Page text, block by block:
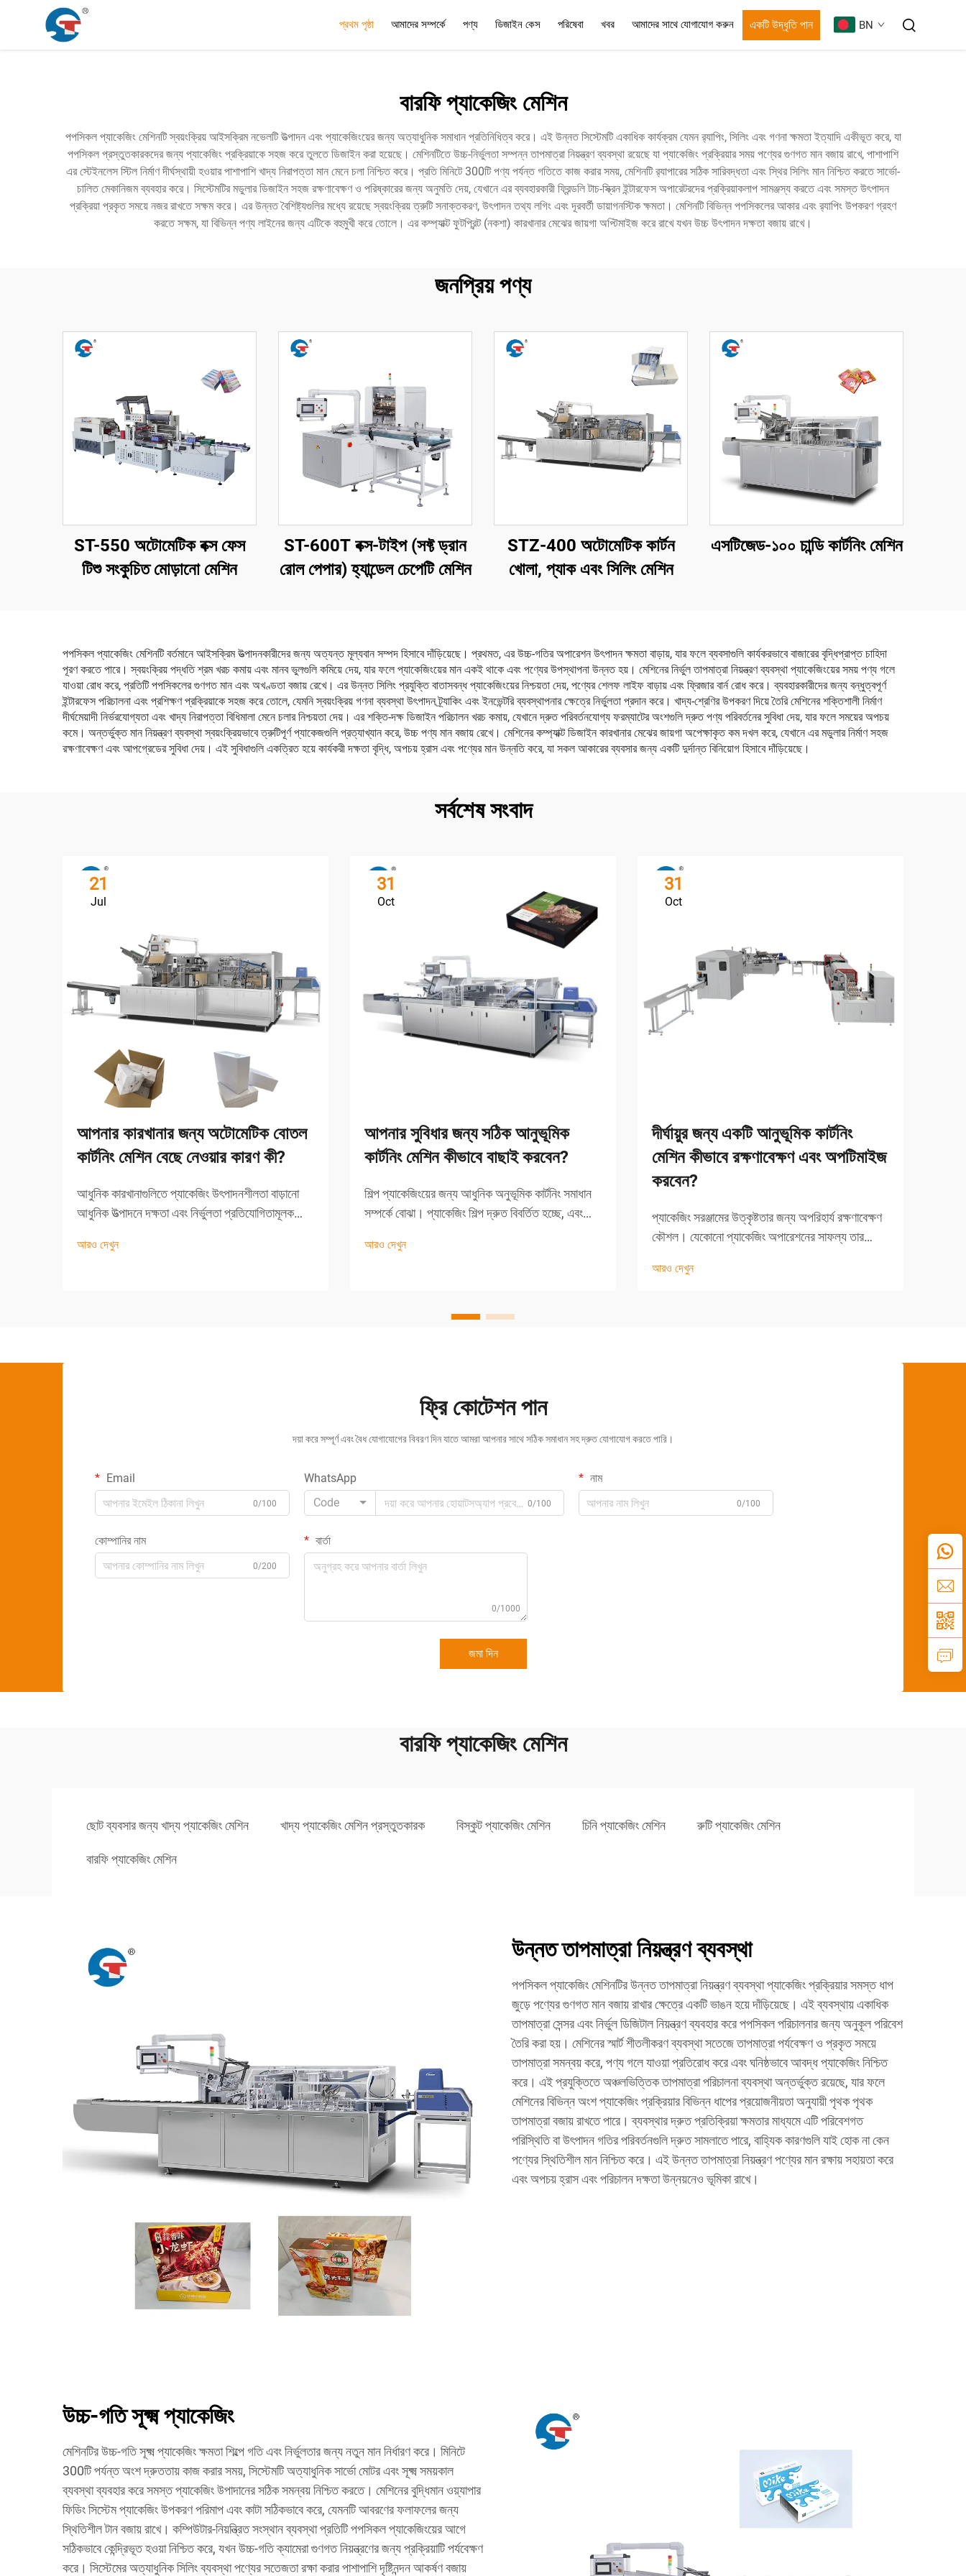
প্রথম পৃষ্ঠা আমাদের সম্পর্কে পণ্য ডিজাইন কেস পরিষেবা খবর আমাদের সাথে যোগাযোগ করুন একটি উদ্ধৃতি পান BN
বারফি প্যাকেজিং মেশিন
পপসিকল প্যাকেজিং মেশিনটি স্বয়ংক্রিয় আইসক্রিম নভেলটি উত্পাদন এবং প্যাকেজিংয়ের জন্য অত্যাধুনিক সমাধান প্রতিনিধিত্ব করে। এই উন্নত সিস্টেমটি একাধিক কার্যক্রম যেমন র‍্যাপিং, সিলিং এবং গণনা ক্ষমতা ইত্যাদি একীভূত করে, যা
পপসিকল প্রস্তুতকারকদের জন্য প্যাকেজিং প্রক্রিয়াকে সহজ করে তুলতে ডিজাইন করা হয়েছে। মেশিনটিতে উচ্চ-নির্ভুলতা সম্পন্ন তাপমাত্রা নিয়ন্ত্রণ ব্যবস্থা রয়েছে যা প্যাকেজিং প্রক্রিয়ার সময় পণ্যের গুণগত মান বজায় রাখে, পাশাপাশি
এর স্টেইনলেস স্টিল নির্মাণ দীর্ঘস্থায়ী হওয়ার পাশাপাশি খাদ্য নিরাপত্তা মান মেনে চলা নিশ্চিত করে। প্রতি মিনিটে 300টি পণ্য পর্যন্ত গতিতে কাজ করার সময়, মেশিনটি র‍্যাপারের সঠিক সারিবদ্ধতা এবং স্থির সিলিং মান নিশ্চিত করতে সার্ভো-
চালিত মেকানিজম ব্যবহার করে। সিস্টেমটির মডুলার ডিজাইন সহজ রক্ষণাবেক্ষণ ও পরিষ্কারের জন্য অনুমতি দেয়, যেখানে এর ব্যবহারকারী ফ্রিন্ডলি টাচ-স্ক্রিন ইন্টারফেস অপারেটরদের প্রক্রিয়াকলাপ সামঞ্জস্য করতে এবং সমস্ত উৎপাদন
প্রক্রিয়া প্রকৃত সময়ে নজর রাখতে সক্ষম করে। এর উন্নত বৈশিষ্ট্যগুলির মধ্যে রয়েছে স্বয়ংক্রিয় ত্রুটি সনাক্তকরণ, উৎপাদন তথ্য লগিং এবং দূরবর্তী ডায়াগনস্টিক ক্ষমতা। মেশিনটি বিভিন্ন পপসিকলের আকার এবং র‍্যাপিং উপকরণ গ্রহণ
করতে সক্ষম, যা বিভিন্ন পণ্য লাইনের জন্য এটিকে বহুমুখী করে তোলে। এর কম্প্যাক্ট ফুটপ্রিন্ট (নকশা) কারখানার মেঝের জায়গা অপ্টিমাইজ করে রাখে যখন উচ্চ উৎপাদন দক্ষতা বজায় রাখে।
জনপ্রিয় পণ্য
ST-550 অটোমেটিক বক্স ফেস
টিশু সংকুচিত মোড়ানো মেশিন
ST-600T বক্স-টাইপ (সফ্ট ড্রান
রোল পেপার) হ্যান্ডেল চেপেটি মেশিন
STZ-400 অটোমেটিক কার্টন
খোলা, প্যাক এবং সিলিং মেশিন
এসটিজেড-১০০ চান্ডি কার্টনিং মেশিন
পপসিকল প্যাকেজিং মেশিনটি বর্তমানে আইসক্রিম উত্পাদনকারীদের জন্য অত্যন্ত মূল্যবান সম্পদ হিসাবে দাঁড়িয়েছে। প্রথমত, এর উচ্চ-গতির অপারেশন উৎপাদন ক্ষমতা বাড়ায়, যার ফলে ব্যবসাগুলি কার্যকরভাবে বাজারের বৃদ্ধিপ্রাপ্ত চাহিদা
পূরণ করতে পারে। স্বয়ংক্রিয় পদ্ধতি শ্রম খরচ কমায় এবং মানব ভুলগুলি কমিয়ে দেয়, যার ফলে প্যাকেজিংয়ের মান একই থাকে এবং পণ্যের উপস্থাপনা উন্নত হয়। মেশিনের নির্ভুল তাপমাত্রা নিয়ন্ত্রণ ব্যবস্থা প্যাকেজিংয়ের সময় পণ্য গলে
যাওয়া রোধ করে, প্রতিটি পপসিকলের গুণগত মান এবং অখণ্ডতা বজায় রেখে। এর উন্নত সিলিং প্রযুক্তি বাতাসবন্ধ প্যাকেজিংয়ের নিশ্চয়তা দেয়, পণ্যের শেলফ লাইফ বাড়ায় এবং ফ্রিজার বার্ন রোধ করে। ব্যবহারকারীদের জন্য বন্ধুত্বপূর্ণ
ইন্টারফেস পরিচালনা এবং প্রশিক্ষণ প্রক্রিয়াকে সহজ করে তোলে, যেমনি স্বয়ংক্রিয় গণনা ব্যবস্থা উৎপাদন ট্র্যাকিং এবং ইনভেন্টরি ব্যবস্থাপনার ক্ষেত্রে নির্ভুলতা প্রদান করে। খাদ্য-শ্রেণির উপকরণ দিয়ে তৈরি মেশিনের শক্তিশালী নির্মাণ
দীর্ঘমেয়াদী নির্ভরযোগ্যতা এবং খাদ্য নিরাপত্তা বিধিমালা মেনে চলার নিশ্চয়তা দেয়। এর শক্তি-দক্ষ ডিজাইন পরিচালন খরচ কমায়, যেখানে দ্রুত পরিবর্তনযোগ্য ফরম্যাটের অংশগুলি দ্রুত পণ্য পরিবর্তনের সুবিধা দেয়, যার ফলে সময়ের অপচয়
কমে। অন্তর্ভুক্ত মান নিয়ন্ত্রণ ব্যবস্থা স্বয়ংক্রিয়ভাবে ত্রুটিপূর্ণ প্যাকেজগুলি প্রত্যাখ্যান করে, উচ্চ পণ্য মান বজায় রেখে। মেশিনের কম্প্যাক্ট ডিজাইন কারখানার মেঝের জায়গা অপেক্ষাকৃত কম দখল করে, যেখানে এর মডুলার নির্মাণ সহজ
রক্ষণাবেক্ষণ এবং আপগ্রেডের সুবিধা দেয়। এই সুবিধাগুলি একত্রিত হয়ে কার্যকরী দক্ষতা বৃদ্ধি, অপচয় হ্রাস এবং পণ্যের মান উন্নতি করে, যা সকল আকারের ব্যবসার জন্য একটি দুর্দান্ত বিনিয়োগ হিসাবে দাঁড়িয়েছে।
সর্বশেষ সংবাদ
21
Jul
আপনার কারখানার জন্য অটোমেটিক বোতল
কার্টনিং মেশিন বেছে নেওয়ার কারণ কী?
আধুনিক কারখানাগুলিতে প্যাকেজিং উৎপাদনশীলতা বাড়ানো
আধুনিক উত্পাদনে দক্ষতা এবং নির্ভুলতা প্রতিযোগিতামূলক
প্যাকেজিং প্রক্রিয়া, বিশেষত যেসব শিল্পে এটি বিশেষভাবে
আরও দেখুন
31
Oct
আপনার সুবিধার জন্য সঠিক আনুভূমিক
কার্টনিং মেশিন কীভাবে বাছাই করবেন?
শিল্প প্যাকেজিংয়ের জন্য আধুনিক অনুভূমিক কার্টনিং সমাধান
সম্পর্কে বোঝা। প্যাকেজিং শিল্প দ্রুত বিবর্তিত হচ্ছে, এবং
রয়েছে। এই জটিল যন্ত্রপাতিগুলির...
আরও দেখুন
31
Oct
দীর্ঘায়ুর জন্য একটি আনুভূমিক কার্টনিং
মেশিন কীভাবে রক্ষণাবেক্ষণ এবং অপটিমাইজ
করবেন?
প্যাকেজিং সরঞ্জামের উত্কৃষ্টতার জন্য অপরিহার্য রক্ষণাবেক্ষণ
কৌশল। যেকোনো প্যাকেজিং অপারেশনের সাফল্য তার
করে। এই জটিল সরঞ্জামগুলি একটি উল্লেখযোগ্য...
আরও দেখুন
ফ্রি কোটেশন পান
দয়া করে সম্পূর্ণ এবং বৈধ যোগাযোগের বিবরণ দিন যাতে আমরা আপনার সাথে সঠিক সমাধান সহ দ্রুত যোগাযোগ করতে পারি।
Email
0/100
WhatsApp
Code
0/100
নাম
0/100
কোম্পানির নাম
0/200
বার্তা
0/1000
জমা দিন
বারফি প্যাকেজিং মেশিন
ছোট ব্যবসার জন্য খাদ্য প্যাকেজিং মেশিন খাদ্য প্যাকেজিং মেশিন প্রস্তুতকারক বিস্কুট প্যাকেজিং মেশিন চিনি প্যাকেজিং মেশিন রুটি প্যাকেজিং মেশিন
বারফি প্যাকেজিং মেশিন
উন্নত তাপমাত্রা নিয়ন্ত্রণ ব্যবস্থা
পপসিকল প্যাকেজিং মেশিনটির উন্নত তাপমাত্রা নিয়ন্ত্রণ ব্যবস্থা প্যাকেজিং প্রক্রিয়ার সমস্ত ধাপ
জুড়ে পণ্যের গুণগত মান বজায় রাখার ক্ষেত্রে একটি ভাঙন হয়ে দাঁড়িয়েছে। এই ব্যবস্থায় একাধিক
তাপমাত্রা সেন্সর এবং নির্ভুল ডিজিটাল নিয়ন্ত্রণ ব্যবহার করে পপসিকল পরিচালনার জন্য অনুকূল পরিবেশ
তৈরি করা হয়। মেশিনের স্মার্ট শীতলীকরণ ব্যবস্থা সতেজে তাপমাত্রা পর্যবেক্ষণ ও প্রকৃত সময়ে
তাপমাত্রা সমন্বয় করে, পণ্য গলে যাওয়া প্রতিরোধ করে এবং ঘনিষ্ঠভাবে আবদ্ধ প্যাকেজিং নিশ্চিত
করে। এই প্রযুক্তিতে অঞ্চলভিত্তিক তাপমাত্রা পরিচালনা ব্যবস্থা অন্তর্ভুক্ত রয়েছে, যার ফলে
মেশিনের বিভিন্ন অংশ প্যাকেজিং প্রক্রিয়ার বিভিন্ন ধাপের প্রয়োজনীয়তা অনুযায়ী পৃথক পৃথক
তাপমাত্রা বজায় রাখতে পারে। ব্যবস্থার দ্রুত প্রতিক্রিয়া ক্ষমতার মাধ্যমে এটি পরিবেশগত
পরিস্থিতি বা উৎপাদন গতির পরিবর্তনগুলি দ্রুত সামলাতে পারে, বাহ্যিক কারণগুলি যাই হোক না কেন
পণ্যের স্থিতিশীল মান নিশ্চিত করে। এই উন্নত তাপমাত্রা নিয়ন্ত্রণ পণ্যের মান রক্ষায় সহায়তা করে
এবং অপচয় হ্রাস এবং পরিচালন দক্ষতা উন্নয়নেও ভূমিকা রাখে।
উচ্চ-গতি সূক্ষ্ম প্যাকেজিং
মেশিনটির উচ্চ-গতি সূক্ষ্ম প্যাকেজিং ক্ষমতা শিল্পে গতি এবং নির্ভুলতার জন্য নতুন মান নির্ধারণ করে। মিনিটে
300টি পর্যন্ত অংশ দ্রুততায় কাজ করার সময়, সিস্টেমটি অত্যাধুনিক সার্ভো মোটর এবং সূক্ষ্ম সময়কাল
ব্যবস্থা ব্যবহার করে সমস্ত প্যাকেজিং উপাদানের সঠিক সমন্বয় নিশ্চিত করতে। মেশিনের বুদ্ধিমান ওয়্যাপার
ফিডিং সিস্টেম প্যাকেজিং উপকরণ পরিমাপ এবং কাটা সঠিকভাবে করে, যেমনটি আবরণের ফলাফলের জন্য
স্থিতিশীল টান বজায় রাখে। কম্পিউটার-নিয়ন্ত্রিত সংস্থান ব্যবস্থা প্রতিটি পপসিকল প্যাকেজিংয়ের আগে
সঠিকভাবে কেন্দ্রিভূত হওয়া নিশ্চিত করে, যখন উচ্চ-গতি ক্যামেরা গুণগত নিয়ন্ত্রণের জন্য প্রক্রিয়াটি পর্যবেক্ষণ
করে। সিস্টেমের অত্যাধুনিক সিলিং ব্যবস্থা পণ্যের সতেজতা রক্ষা করার পাশাপাশি দৃষ্টিনন্দন আকর্ষণ বজায়